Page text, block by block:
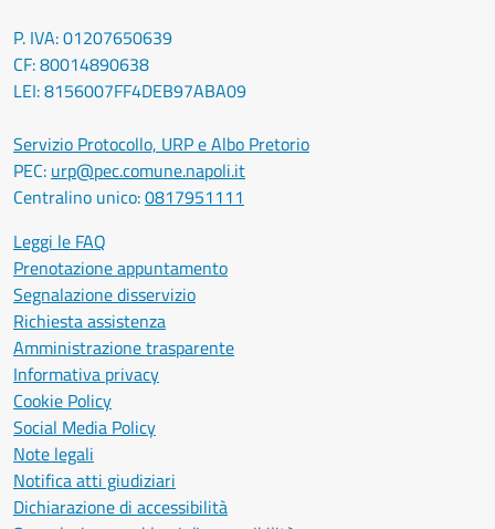
P. IVA: 01207650639
CF: 80014890638
LEI: 8156007FF4DEB97ABA09
Servizio Protocollo, URP e Albo Pretorio
PEC: urp@pec.comune.napoli.it
Centralino unico:0817951111
Leggi le FAQ
Prenotazione appuntamento
Segnalazione disservizio
Richiesta assistenza
Amministrazione trasparente
Informativa privacy
Cookie Policy
Social Media Policy
Note legali
Notifica atti giudiziari
Dichiarazione di accessibilità